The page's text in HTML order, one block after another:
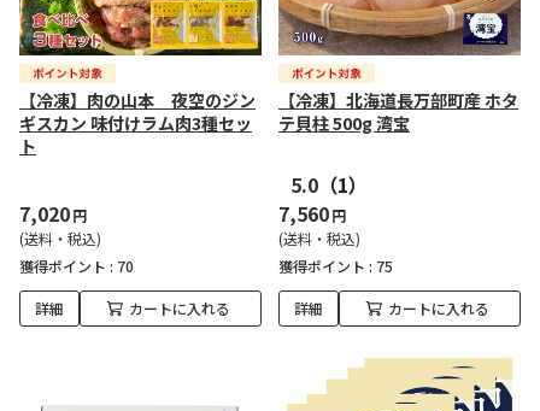
【冷凍】肉の山本 夜空のジン
ギスカン 味付けラム肉3種セッ
ト
7,020円
(送料・税込)
獲得ポイント : 70
詳細 カートに入れる
【冷凍】北海道長万部町産 ホタ
テ貝柱 500g 湾宝
5.0 （1）
7,560円
(送料・税込)
獲得ポイント : 75
詳細 カートに入れる